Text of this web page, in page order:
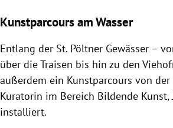
Kunstparcours am Wasser
Entlang der St. Pöltner Gewässer –
über die Traisen bis hin zu den
außerdem ein Kunstparcours von der
Kuratorin im Bereich Bildende Kunst,
installiert.